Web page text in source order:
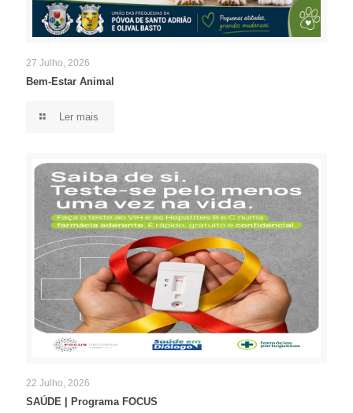
27 Julho, 2026
Bem-Estar Animal
Ler mais
22 Julho, 2026
SAÚDE | Programa FOCUS